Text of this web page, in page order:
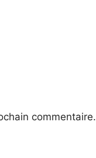
commentaire.